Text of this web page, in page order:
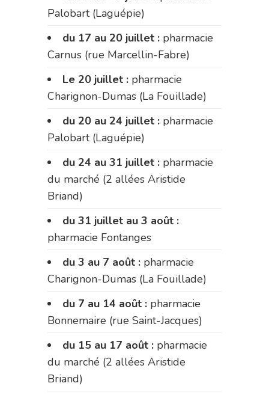
Palobart (Laguépie)
du 17 au 20 juillet : pharmacie
Carnus (rue Marcellin-Fabre)
Le 20 juillet : pharmacie
Charignon-Dumas (La Fouillade)
du 20 au 24 juillet : pharmacie
Palobart (Laguépie)
du 24 au 31 juillet : pharmacie
du marché (2 allées Aristide
Briand)
du 31 juillet au 3 août :
pharmacie Fontanges
du 3 au 7 août : pharmacie
Charignon-Dumas (La Fouillade)
du 7 au 14 août : pharmacie
Bonnemaire (rue Saint-Jacques)
du 15 au 17 août : pharmacie
du marché (2 allées Aristide
Briand)